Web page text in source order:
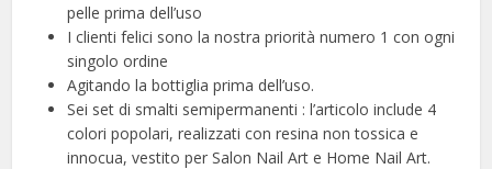
pelle prima dell’uso
I clienti felici sono la nostra priorità numero 1 con ogni
singolo ordine
Agitando la bottiglia prima dell’uso.
Sei set di smalti semipermanenti : l’articolo include 4
colori popolari, realizzati con resina non tossica e
innocua, vestito per Salon Nail Art e Home Nail Art.